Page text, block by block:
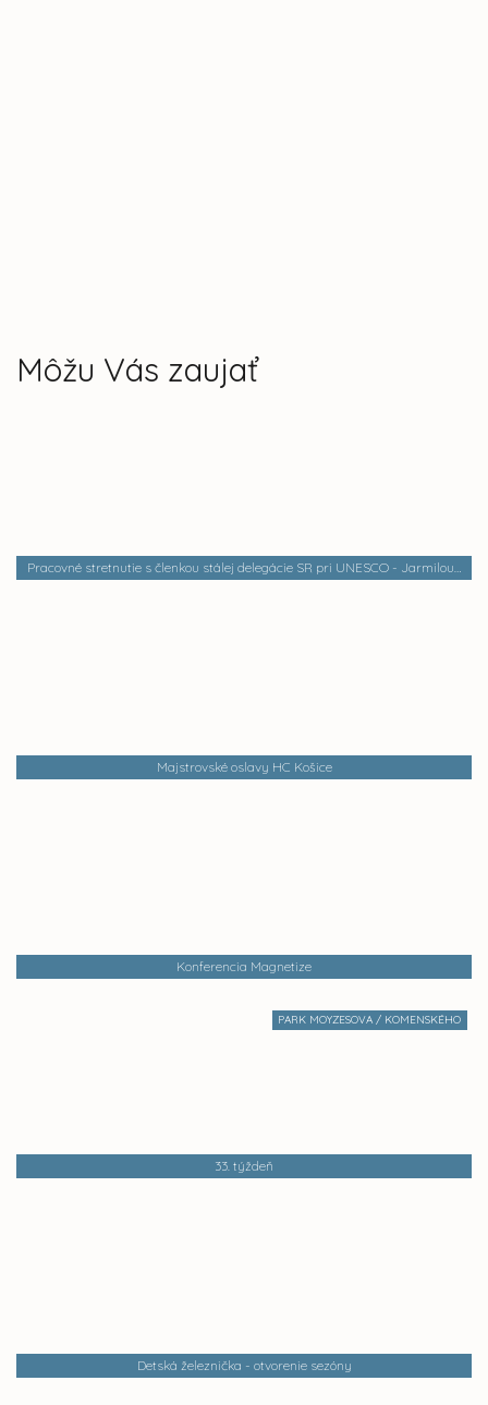
Môžu Vás zaujať
Pracovné stretnutie s členkou stálej delegácie SR pri UNESCO - Jarmilou Fréaud
Majstrovské oslavy HC Košice
Konferencia Magnetize
PARK MOYZESOVA / KOMENSKÉHO
33. týždeň
Detská železnička - otvorenie sezóny